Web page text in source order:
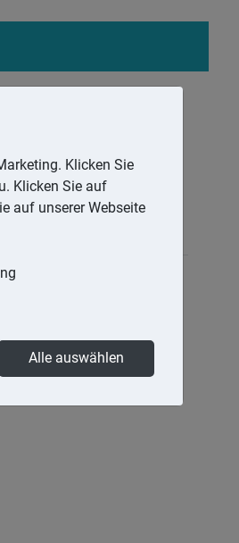
Zutun steuerlich
Quellen hat:
Klicken Sie
Klicken Sie auf
auf unserer Webseite
Alle auswählen